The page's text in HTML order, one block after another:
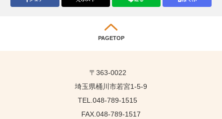
PAGETOP
〒363-0022
埼玉県桶川市若宮1-5-9
TEL.048-789-1515
FAX.048-789-1517